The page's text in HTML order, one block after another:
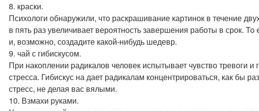
8. краски.
Психологи обнаружили, что раскрашивание картинок в течение
в пять раз увеличивает вероятность завершения работы в срок.
и, возможно, создадите какой-нибудь шедевр.
9. чай с гибискусом.
При накоплении радикалов человек испытывает чувство тревоги
стресса. Гибискус на дает радикалам концентрироваться, как бы
стресс, не делая вас вялыми.
10. Взмахи руками.